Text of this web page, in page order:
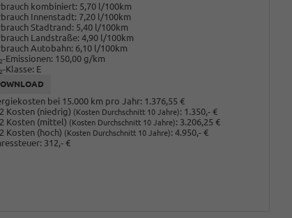
kombiniert: 5,70 l/100km
Innenstadt: 7,20 l/100km
Stadtrand: 5,40 l/100km
Landstraße: 4,90 l/100km
Autobahn: 6,10 l/100km
2-Emissionen: 150,00 g/km
2-Klasse: E
bei 15.000 km pro Jahr: 1.376,55 €
Kosten (niedrig) (Kosten Durchschnitt 10 Jahre): 1.350,- €
Kosten (mittel) (Kosten Durchschnitt 10 Jahre): 3.206,25 €
Kosten (hoch) (Kosten Durchschnitt 10 Jahre): 4.950,- €
312,- €